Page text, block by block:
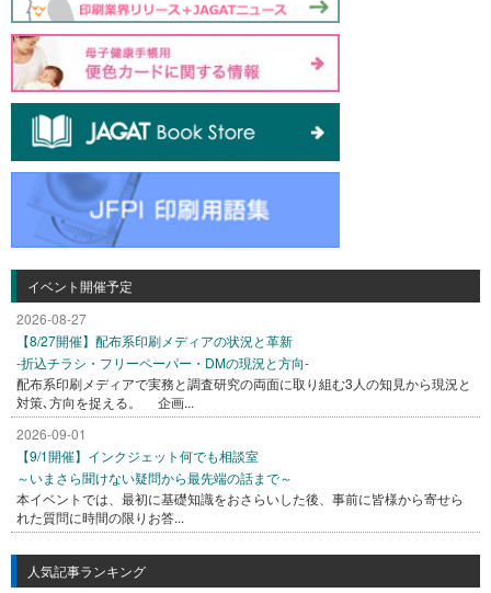
イベント開催予定
2026-08-27
【8/27開催】配布系印刷メディアの状況と革新
-折込チラシ・フリーペーパー・DMの現況と方向-
配布系印刷メディアで実務と調査研究の両面に取り組む3人の知見から現況と
対策､方向を捉える。 企画...
2026-09-01
【9/1開催】インクジェット何でも相談室
～いまさら聞けない疑問から最先端の話まで～
本イベントでは、最初に基礎知識をおさらいした後、事前に皆様から寄せら
れた質問に時間の限りお答...
人気記事ランキング